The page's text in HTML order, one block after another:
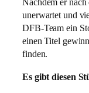
Nachdem er
unerwartet und
DFB-Team ein
einen Titel
finden.
Es gibt diesen